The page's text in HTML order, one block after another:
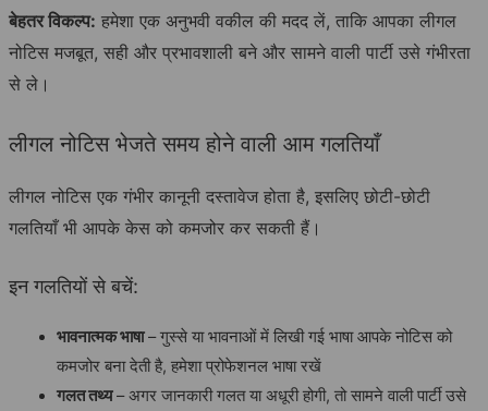
बेहतर विकल्प: हमेशा एक अनुभवी वकील की मदद लें, ताकि आपका लीगल
नोटिस मजबूत, सही और प्रभावशाली बने और सामने वाली पार्टी उसे गंभीरता
से ले।
लीगल नोटिस भेजते समय होने वाली आम गलतियाँ
लीगल नोटिस एक गंभीर कानूनी दस्तावेज होता है, इसलिए छोटी-छोटी
गलतियाँ भी आपके केस को कमजोर कर सकती हैं।
इन गलतियों से बचें:
भावनात्मक भाषा– गुस्से या भावनाओं में लिखी गई भाषा आपके नोटिस को
कमजोर बना देती है, हमेशा प्रोफेशनल भाषा रखें
गलत तथ्य– अगर जानकारी गलत या अधूरी होगी, तो सामने वाली पार्टी उसे